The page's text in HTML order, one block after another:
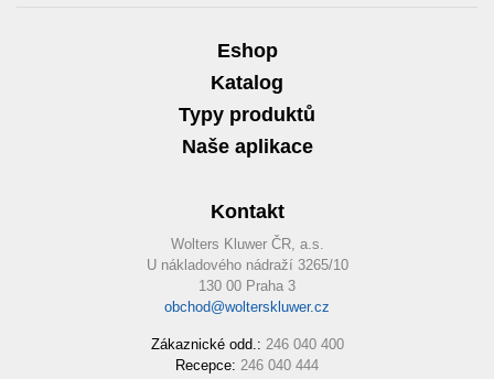
Eshop
Katalog
Typy produktů
Naše aplikace
Kontakt
Wolters Kluwer ČR, a.s.
U nákladového nádraží 3265/10
130 00 Praha 3
obchod@wolterskluwer.cz
Zákaznické odd.: 246 040 400
Recepce: 246 040 444